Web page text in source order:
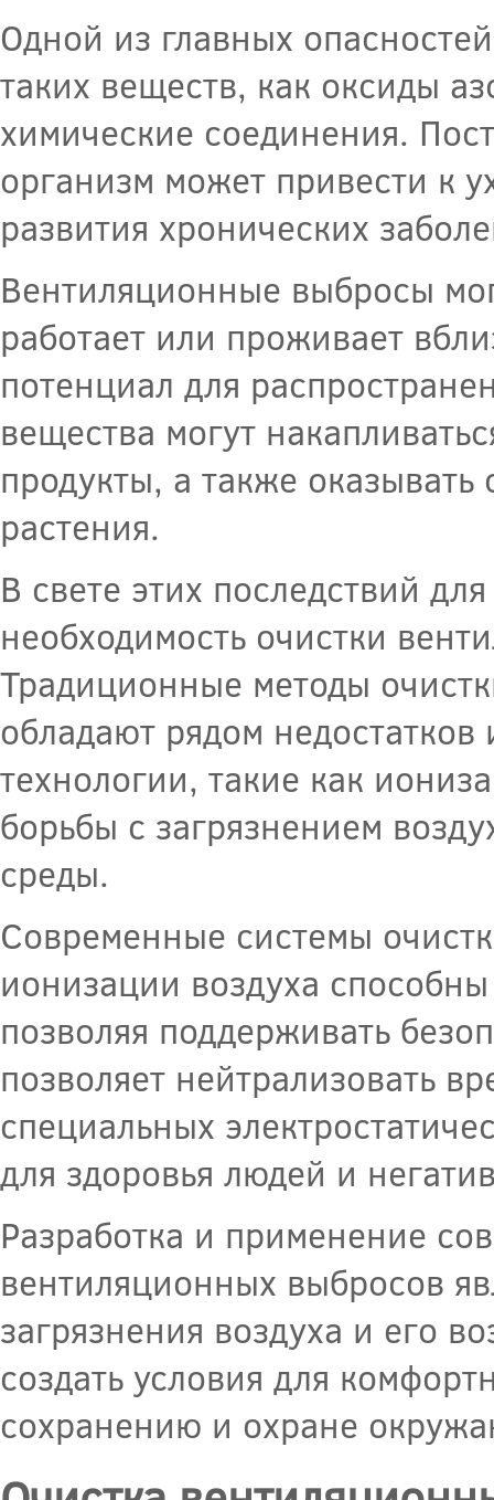
Одной из главных
таких веществ, как оксиды
химические соединения.
организм может привести к
развития хронических
Вентиляционные выбросы
работает или проживает
потенциал для
вещества могут
продукты, а также
растения.
В свете этих последствий
необходимость очистки
Традиционные методы
обладают рядом
технологии, такие как
борьбы с загрязнением
среды.
Современные системы
ионизации воздуха
позволяя поддерживать
позволяет нейтрализовать
специальных
для здоровья людей и
Разработка и применение
вентиляционных выбросов
загрязнения воздуха и его
создать условия для
сохранению и охране